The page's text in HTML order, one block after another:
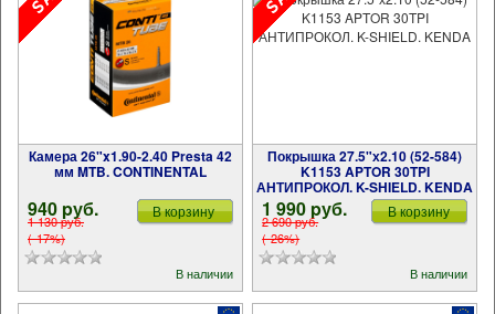
Камера 26"x1.90-2.40 Presta 42
мм MTB. CONTINENTAL
940 pуб.
1 130 pуб.
(-17%)
В корзину
В наличии
Покрышка 27.5"х2.10 (52-584)
K1153 APTOR 30TPI
АНТИПРОКОЛ. K-SHIELD. KENDA
1 990 pуб.
2 690 pуб.
(-26%)
В корзину
В наличии